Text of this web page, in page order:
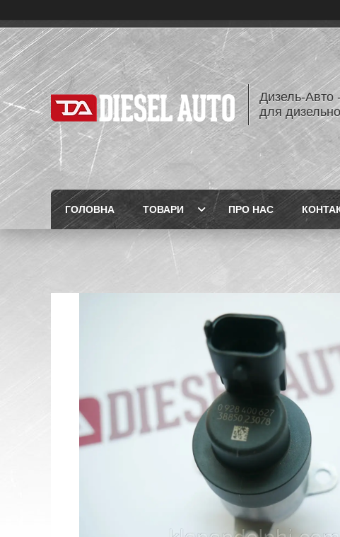
Дизель-Авто
для
ГОЛОВНА ТОВАРИ ПРО НАС